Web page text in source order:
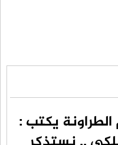
الطراونة يكتب :